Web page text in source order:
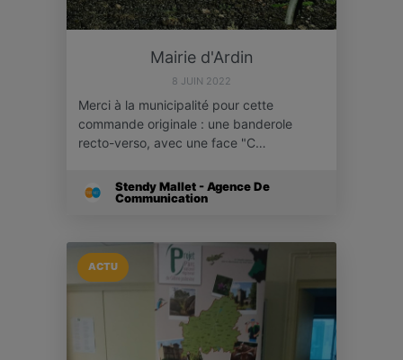
Mairie d'Ardin
8 JUIN 2022
Merci à la municipalité pour cette
commande originale : une banderole
recto-verso, avec une face "C…
Stendy Mallet - Agence De
Communication
ACTU